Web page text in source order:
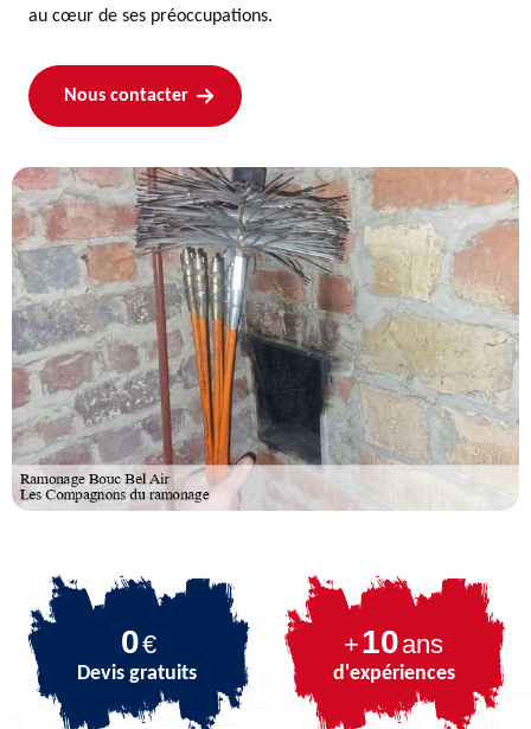
au cœur de ses préoccupations.
Nous contacter
0€
Devis gratuits
+10ans
d'expériences